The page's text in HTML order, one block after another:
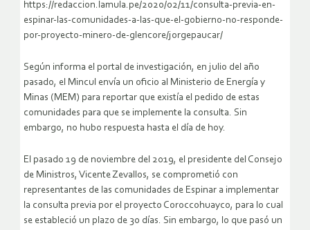
https://redaccion.lamula.pe/2020/02/11/consulta-previa-en-
espinar-las-comunidades-a-las-que-el-gobierno-no-responde-
por-proyecto-minero-de-glencore/jorgepaucar/
Según informa el portal de investigación, en julio del año
pasado, el Mincul envía un oficio al Ministerio de Energía y
Minas (MEM) para reportar que existía el pedido de estas
comunidades para que se implemente la consulta. Sin
embargo, no hubo respuesta hasta el día de hoy.
El pasado 19 de noviembre del 2019, el presidente del Consejo
de Ministros, Vicente Zevallos, se comprometió con
representantes de las comunidades de Espinar a implementar
la consulta previa por el proyecto Coroccohuayco, para lo cual
se estableció un plazo de 30 días. Sin embargo, lo que pasó un